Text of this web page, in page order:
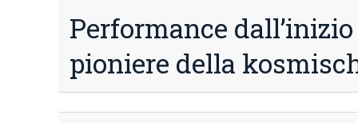
Performance
pioniere della